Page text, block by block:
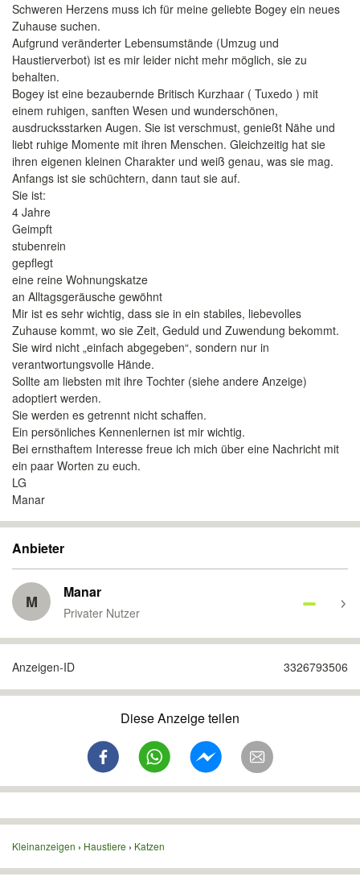
Schweren Herzens muss ich für meine geliebte Bogey ein neues
Zuhause suchen.
Aufgrund veränderter Lebensumstände (Umzug und
Haustierverbot) ist es mir leider nicht mehr möglich, sie zu
behalten.
Bogey ist eine bezaubernde Britisch Kurzhaar ( Tuxedo ) mit
einem ruhigen, sanften Wesen und wunderschönen,
ausdrucksstarken Augen. Sie ist verschmust, genießt Nähe und
liebt ruhige Momente mit ihren Menschen. Gleichzeitig hat sie
ihren eigenen kleinen Charakter und weiß genau, was sie mag.
Anfangs ist sie schüchtern, dann taut sie auf.
Sie ist:
4 Jahre
Geimpft
stubenrein
gepflegt
eine reine Wohnungskatze
an Alltagsgeräusche gewöhnt
Mir ist es sehr wichtig, dass sie in ein stabiles, liebevolles
Zuhause kommt, wo sie Zeit, Geduld und Zuwendung bekommt.
Sie wird nicht „einfach abgegeben“, sondern nur in
verantwortungsvolle Hände.
Sollte am liebsten mit ihre Tochter (siehe andere Anzeige)
adoptiert werden.
Sie werden es getrennt nicht schaffen.
Ein persönliches Kennenlernen ist mir wichtig.
Bei ernsthaftem Interesse freue ich mich über eine Nachricht mit
ein paar Worten zu euch.
LG
Manar
Anbieter
M Manar
Privater Nutzer
Anzeigen-ID 3326793506
Diese Anzeige teilen
Kleinanzeigen Haustiere Katzen